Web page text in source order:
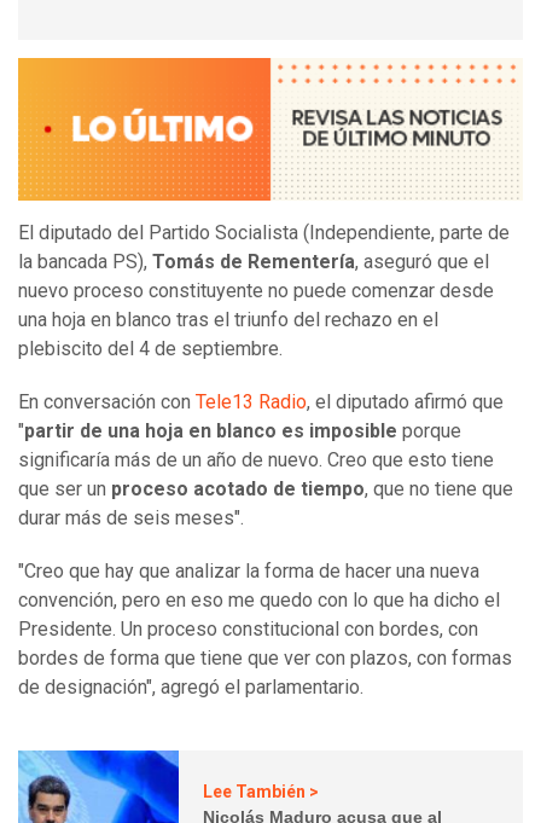
El diputado del Partido Socialista (Independiente, parte de
la bancada PS), Tomás de Rementería, aseguró que el
nuevo proceso constituyente no puede comenzar desde
una hoja en blanco tras el triunfo del rechazo en el
plebiscito del 4 de septiembre.
En conversación con Tele13 Radio, el diputado afirmó que
"partir de una hoja en blanco es imposible porque
significaría más de un año de nuevo. Creo que esto tiene
que ser un proceso acotado de tiempo, que no tiene que
durar más de seis meses".
"Creo que hay que analizar la forma de hacer una nueva
convención, pero en eso me quedo con lo que ha dicho el
Presidente. Un proceso constitucional con bordes, con
bordes de forma que tiene que ver con plazos, con formas
de designación", agregó el parlamentario.
Lee También >
Nicolás Maduro acusa que al